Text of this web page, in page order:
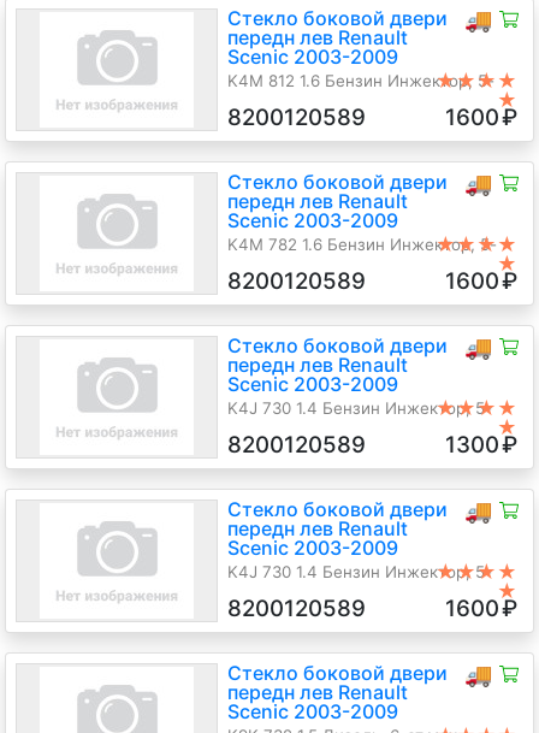
🚚
Стекло боковой двери
передн лев Renault
Scenic 2003-2009
K4M 812 1.6 Бензин Инжектор, 5-
ст.мех., Хэтчбэк 5 дв., серебристый,
2005 г.в.
★★★★
★
8200120589 1600₽
🚚
Стекло боковой двери
передн лев Renault
Scenic 2003-2009
K4M 782 1.6 Бензин Инжектор, 5-
★★★★
★
8200120589 1600₽
🚚
Стекло боковой двери
передн лев Renault
Scenic 2003-2009
K4J 730 1.4 Бензин Инжектор, 5-
★★★★
★
8200120589 1300₽
🚚
Стекло боковой двери
передн лев Renault
Scenic 2003-2009
K4J 730 1.4 Бензин Инжектор, 5-
2005 г.в.
★★★★
★
8200120589 1600₽
🚚
Стекло боковой двери
передн лев Renault
Scenic 2003-2009